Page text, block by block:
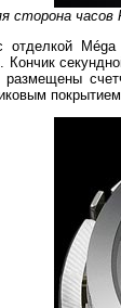
сторона часов
отделкой